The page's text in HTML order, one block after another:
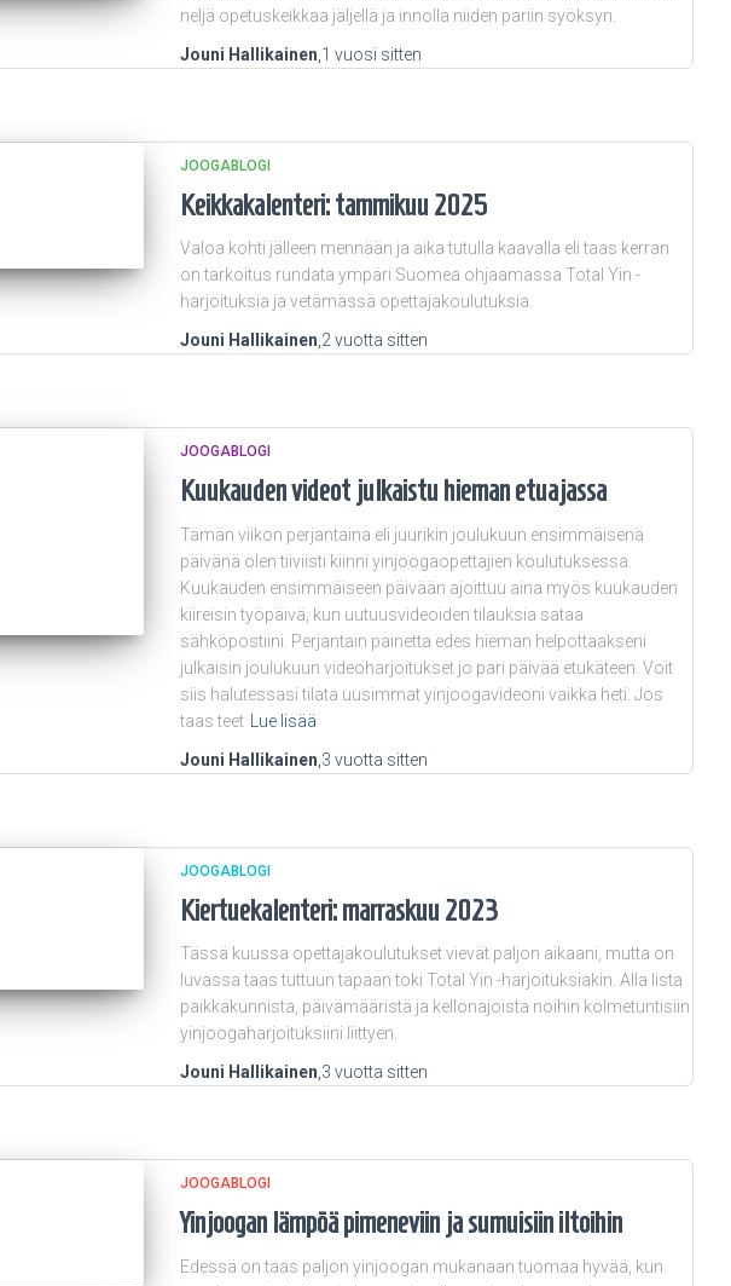
neljä opetuskeikkaa jäljellä ja innolla niiden pariin syöksyn.
Jouni Hallikainen 1 vuosi sitten
JOOGABLOGI
Keikkakalenteri: tammikuu 2025
Valoa kohti jälleen mennään ja aika tutulla kaavalla eli taas kerran
on tarkoitus rundata ympäri Suomea ohjaamassa Total Yin -
harjoituksia ja vetämässä opettajakoulutuksia.
Jouni Hallikainen 2 vuotta sitten
JOOGABLOGI
Kuukauden videot julkaistu hieman etuajassa
Tämän viikon perjantaina eli juurikin joulukuun ensimmäisenä
päivänä olen tiiviisti kiinni yinjoogaopettajien koulutuksessa.
Kuukauden ensimmäiseen päivään ajoittuu aina myös kuukauden
kiireisin työpäivä, kun uutuusvideoiden tilauksia sataa
sähköpostiini. Perjantain painetta edes hieman helpottaakseni
julkaisin joulukuun videoharjoitukset jo pari päivää etukäteen. Voit
siis halutessasi tilata uusimmat yinjoogavideoni vaikka heti. Jos
taas teet Lue lisää
Jouni Hallikainen 3 vuotta sitten
JOOGABLOGI
Kiertuekalenteri: marraskuu 2023
Tässä kuussa opettajakoulutukset vievät paljon aikaani, mutta on
luvassa taas tuttuun tapaan toki Total Yin -harjoituksiakin. Alla lista
paikkakunnista, päivämääristä ja kellonajoista noihin kolmetuntisiin
yinjoogaharjoituksiini liittyen.
Jouni Hallikainen 3 vuotta sitten
JOOGABLOGI
Yinjoogan lämpöä pimeneviin ja sumuisiin iltoihin
Edessä on taas paljon yinjoogan mukanaan tuomaa hyvää, kun